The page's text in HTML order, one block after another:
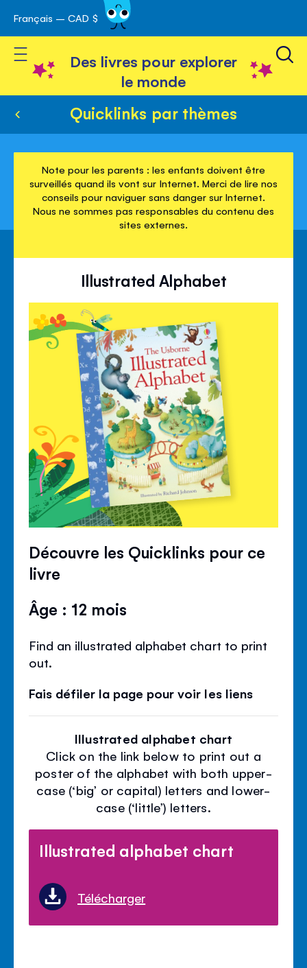
Skip
to
Content
Français – CAD $
Toggle Nav
Des livres pour explorer
le monde
Quicklinks par thèmes
Note pour les parents : les enfants doivent être
surveillés quand ils vont sur Internet. Merci de lire nos
conseils pour naviguer sans danger sur Internet.
Nous ne sommes pas responsables du contenu des
sites externes.
Illustrated Alphabet
Découvre les Quicklinks pour ce
livre
Âge : 12 mois
Find an illustrated alphabet chart to print
out.
Fais défiler la page pour voir les liens
Illustrated alphabet chart
Click on the link below to print out a
poster of the alphabet with both upper-
case (‘big’ or capital) letters and lower-
case (‘little’) letters.
Illustrated alphabet chart
Télécharger